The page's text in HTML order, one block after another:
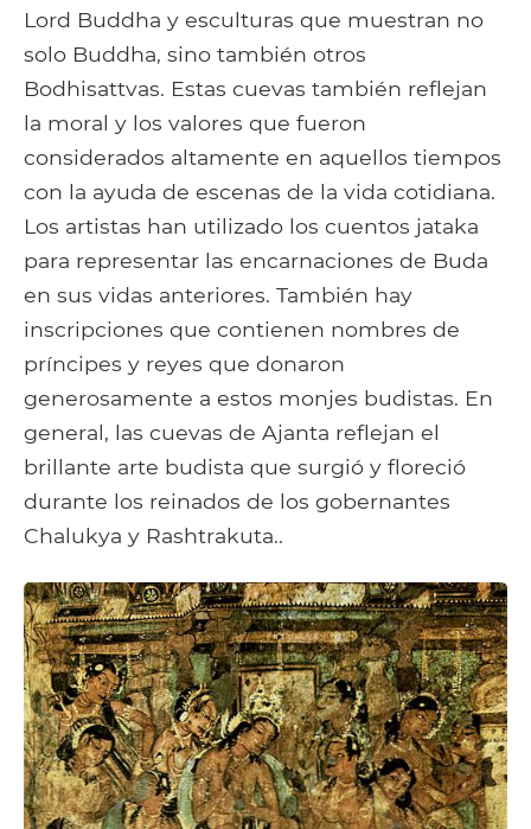
Lord Buddha y esculturas que muestran no
solo Buddha, sino también otros
Bodhisattvas. Estas cuevas también reflejan
la moral y los valores que fueron
considerados altamente en aquellos tiempos
con la ayuda de escenas de la vida cotidiana.
Los artistas han utilizado los cuentos jataka
para representar las encarnaciones de Buda
en sus vidas anteriores. También hay
inscripciones que contienen nombres de
príncipes y reyes que donaron
generosamente a estos monjes budistas. En
general, las cuevas de Ajanta reflejan el
brillante arte budista que surgió y floreció
durante los reinados de los gobernantes
Chalukya y Rashtrakuta..